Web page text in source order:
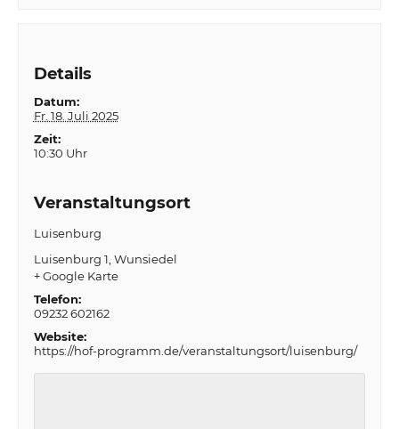
Details
Datum:
Fr. 18. Juli 2025
Zeit:
10:30 Uhr
Veranstaltungsort
Luisenburg
Luisenburg 1 Wunsiedel
+ Google Karte
Telefon:
09232 602162
Website:
https://hof-programm.de/veranstaltungsort/luisenburg/